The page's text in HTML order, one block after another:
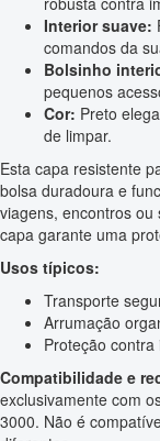
Interior suave:
comandos da
Bolsinho
pequenos
Cor: Preto
de limpar.
Esta capa resistente
bolsa duradoura e
viagens, encontros
capa garante uma
Usos típicos:
Transporte
Arrumação
Proteção
Compatibilidade e
exclusivamente com
3000. Não é